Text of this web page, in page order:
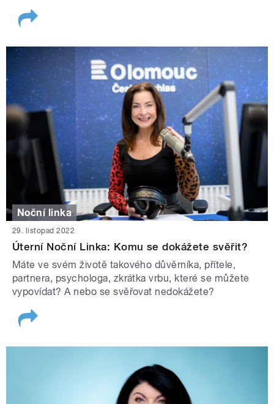
Noční linka
29. listopad 2022
Úterní Noční Linka: Komu se dokážete svěřit?
Máte ve svém životě takového důvěrníka, přítele,
partnera, psychologa, zkrátka vrbu, které se můžete
vypovídat? A nebo se svěřovat nedokážete?